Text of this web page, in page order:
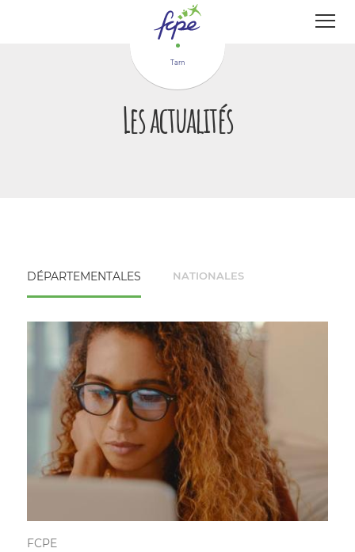
Tarn
Les actualités
DÉPARTEMENTALES NATIONALES
FCPE